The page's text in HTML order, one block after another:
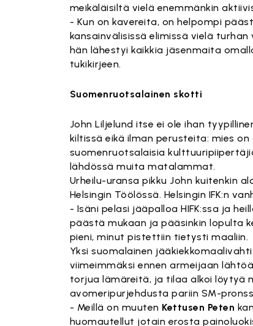
meikäläisiltä vielä enemmänkin
- Kun on kavereita, on helpompi
kansainvälisissä elimissä vielä turhan
hän lähestyi kaikkia jäsenmaita
tukikirjeen.
Suomenruotsalainen skotti
John Liljelund itse ei ole ihan
kiltissä eikä ilman perusteita: mies
suomenruotsalaisia
lähdössä muita matalammat.
Urheilu-uransa pikku John kuitenkin
Helsingin Töölössä. Helsingin IFK:n
- Isäni pelasi jääpalloa HIFK:ssa ja
päästä mukaan ja pääsinkin lopulta
pieni, minut pistettiin tietysti maaliin.
Yksi suomalainen
viimeimmäksi ennen armeijaan
torjua lämäreitä, ja tilaa alkoi löytyä
avomeripurjehdusta pariin SM-
- Meillä on muuten Kettusen Peten
huomautellut jotain erosta